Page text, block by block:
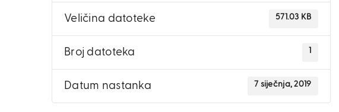
Veličina datoteke 571.03 KB
Broj datoteka 1
Datum nastanka 7 siječnja, 2019